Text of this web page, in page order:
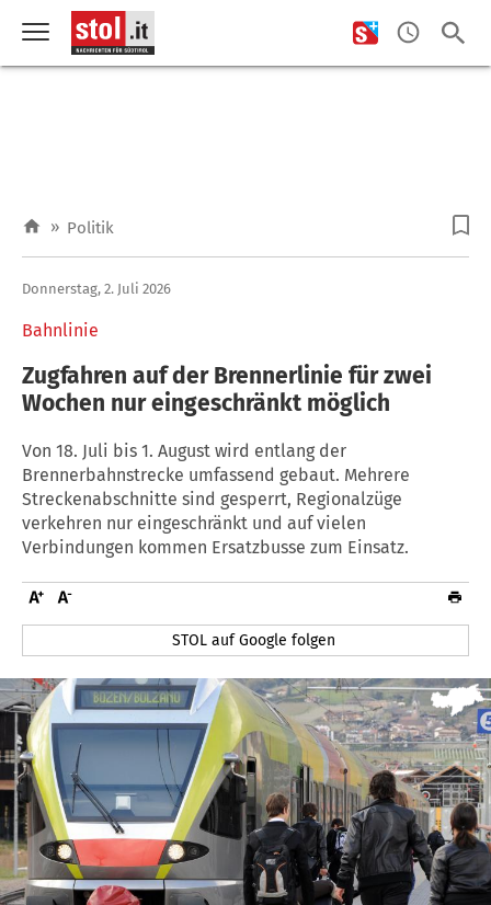
» Politik
Bahnlinie
Donnerstag, 2. Juli 2026
Zugfahren auf der Brennerlinie für zwei
Wochen nur eingeschränkt möglich
Von 18. Juli bis 1. August wird entlang der
Brennerbahnstrecke umfassend gebaut. Mehrere
Streckenabschnitte sind gesperrt, Regionalzüge
verkehren nur eingeschränkt und auf vielen
Verbindungen kommen Ersatzbusse zum Einsatz.
STOL auf Google folgen